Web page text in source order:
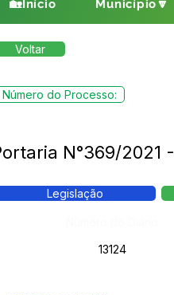
🏡Início Município🔽
Voltar
Número do Processo:
N°369/2021 -
Legislação
13124